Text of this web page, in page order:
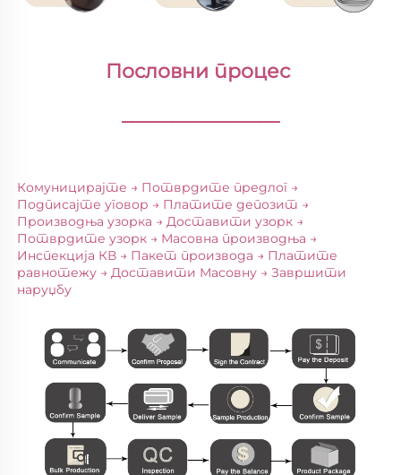
Пословни процес
________________
Комуницирајте → Потврдите предлог →
Подписајте уговор → Платите депозит →
Производња узорка → Доставити узорк →
Потврдите узорк → Масовна производња →
Инспекција КВ → Пакет производа → Платите
равнотежу → Доставити Масовну → Завршити
наруџбу